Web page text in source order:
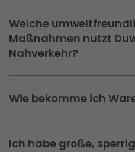
Welche
Maßnahmen nutzt
Nahverkehr?
Wie bekomme ich
Ich habe große,